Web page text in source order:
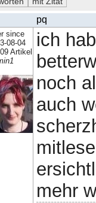
pq
since
08-04
Artikel
ich
noch
auch
mehr